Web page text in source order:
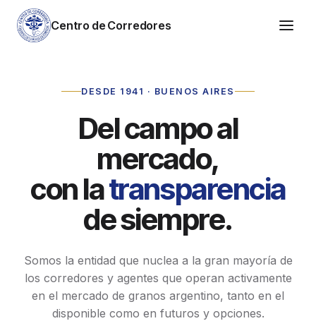
Centro de Corredores
DESDE 1941 · BUENOS AIRES
Del campo al
mercado,
con latransparencia
de siempre.
Somos la entidad que nuclea a la gran mayoría de
los corredores y agentes que operan activamente
en el mercado de granos argentino, tanto en el
disponible como en futuros y opciones.